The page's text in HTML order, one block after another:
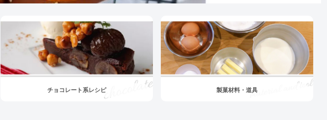
チョコレート系レシピ 製菓材料・道具